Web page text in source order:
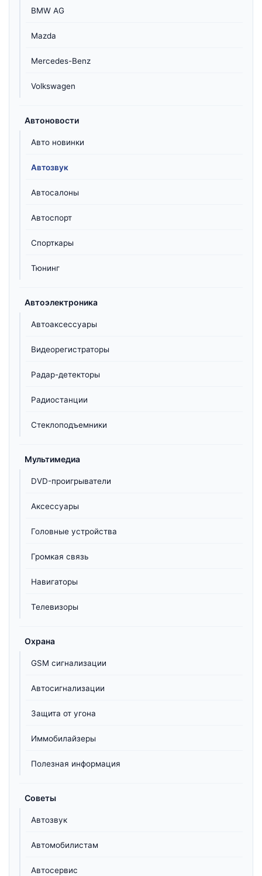
BMW AG
Mazda
Mercedes-Benz
Volkswagen
Автоновости
Авто новинки
Автозвук
Автосалоны
Автоспорт
Спорткары
Тюнинг
Автоэлектроника
Автоаксессуары
Видеорегистраторы
Радар-детекторы
Радиостанции
Стеклоподъемники
Мультимедиа
DVD-проигрыватели
Аксессуары
Головные устройства
Громкая связь
Навигаторы
Телевизоры
Охрана
GSM сигнализации
Автосигнализации
Защита от угона
Иммобилайзеры
Полезная информация
Советы
Автозвук
Автомобилистам
Автосервис